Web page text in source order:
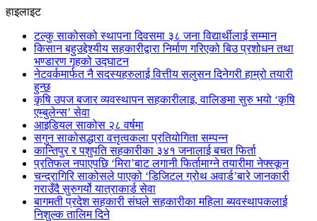
हाइलाइट
टल्कु साकोसको स्थापना दिवसमा ३८ जना विद्यार्थीलाई सम्मान
किसान बहुउद्देश्यीय सहकारीद्वारा निर्माण गरिएको बिउ प्रशोधन तथा
भण्डारण गृहको उद्घाटन
नेटवर्कमार्फत नै सदस्यहरुलाई वित्तीय सलुसन दिनेगरी हाम्रो तयारी
हुन्छ
कृषि उपज बजार व्यवस्थापन सहकारीलाइ, वालिङमा सुरु भयो ‘कृषि
एम्बुलेन्स’ सेवा
आइडियल साकोस २८ वर्षमा
सगुन साकोसद्धारा वत्तृत्वकला प्रतियोगिता सम्पन्न
कान्तिपुर र पशुपति सहकारीका ३४१ जनालाई बचत फिर्ता
प्रतिफल नपाएपछि ‘मिरा’बाट लगानी फिर्तामाग्ने तयारीमा नेफ्स्कून
चन्द्रागिरि साकोसले पाएको ‘डिजिटल ग्रोथ अवार्ड’बारे जानकारी
गराउँदै सुरुगर्यो यात्राकार्ड सेवा
बागमती प्रदेश सहकारी संघले सहकारीका महिला ब्यवस्थापकलाई
निशुल्क तालिम दिने